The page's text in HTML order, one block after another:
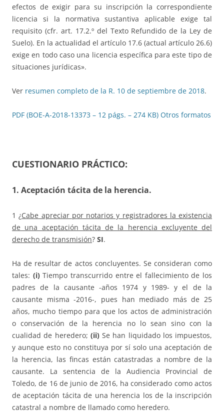
efectos de exigir para su inscripción la correspondiente
licencia si la normativa sustantiva aplicable exige tal
requisito (cfr. art. 17.2.º del Texto Refundido de la Ley de
Suelo). En la actualidad el artículo 17.6 (actual artículo 26.6)
exige en todo caso una licencia específica para este tipo de
situaciones jurídicas».
Ver resumen completo de la R. 10 de septiembre de 2018.
PDF (BOE-A-2018-13373 – 12 págs. – 274 KB) Otros formatos
CUESTIONARIO PRÁCTICO:
1. Aceptación tácita de la herencia.
1 ¿Cabe apreciar por notarios y registradores la existencia
de una aceptación tácita de la herencia excluyente del
derecho de transmisión? SI.
Ha de resultar de actos concluyentes. Se consideran como
tales: (i)Tiempo transcurrido entre el fallecimiento de los
padres de la causante -años 1974 y 1989- y el de la
causante misma -2016-, pues han mediado más de 25
años, mucho tiempo para que los actos de administración
o conservación de la herencia no lo sean sino con la
cualidad de heredero; (ii)Se han liquidado los impuestos,
y aunque esto no constituya por sí solo una aceptación de
la herencia, las fincas están catastradas a nombre de la
causante. La sentencia de la Audiencia Provincial de
Toledo, de 16 de junio de 2016, ha considerado como actos
de aceptación tácita de una herencia los de la inscripción
catastral a nombre de llamado como heredero.